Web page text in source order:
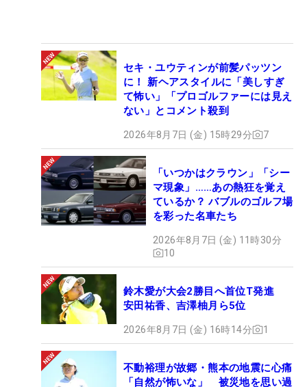
セキ・ユウティンが前髪パッツン
に！ 新ヘアスタイルに「美しすぎ
て怖い」「プロゴルファーには見え
ない」とコメント殺到
2026年8月7日 (金) 15時29分 7
「いつかはクラウン」「シー
マ現象」……あの熱狂を覚え
ているか？ バブルのゴルフ場
を彩った名車たち
2026年8月7日 (金) 11時30分
10
鈴木愛が大会2勝目へ首位T発進
安田祐香、吉澤柚月ら5位
2026年8月7日 (金) 16時14分 1
不動裕理が故郷・熊本の地震に心痛
「自然が怖いな」 被災地を思い過